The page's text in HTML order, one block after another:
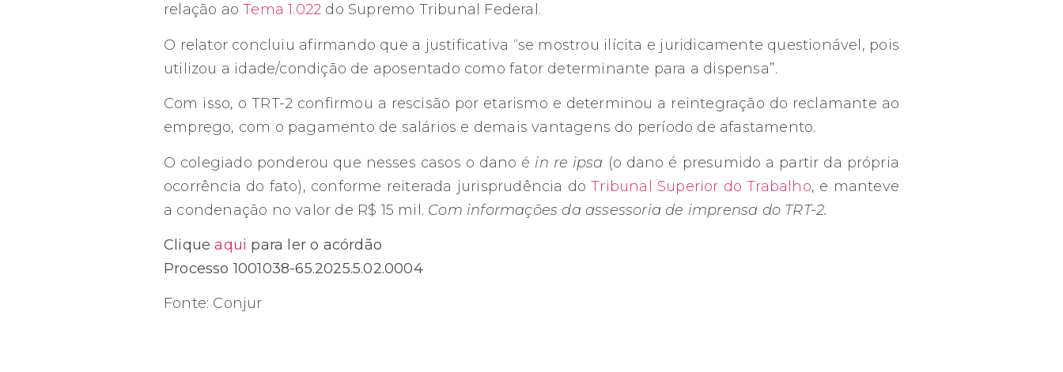
relação aoTema 1.022 do Supremo Tribunal Federal.
O relator concluiu afirmando que a justificativa “se mostrou ilícita e juridicamente questionável, pois
utilizou a idade/condição de aposentado como fator determinante para a dispensa”.
Com isso, o TRT-2 confirmou a rescisão por etarismo e determinou a reintegração do reclamante ao
emprego, com o pagamento de salários e demais vantagens do período de afastamento.
O colegiado ponderou que nesses casos o dano é in re ipsa (o dano é presumido a partir da própria
ocorrência do fato), conforme reiterada jurisprudência doTribunal Superior do Trabalho, e manteve
a condenação no valor de R$ 15 mil. Com informações da assessoria de imprensa do TRT-2.
Cliqueaqui para ler o acórdão
Processo 1001038-65.2025.5.02.0004
Fonte: Conjur